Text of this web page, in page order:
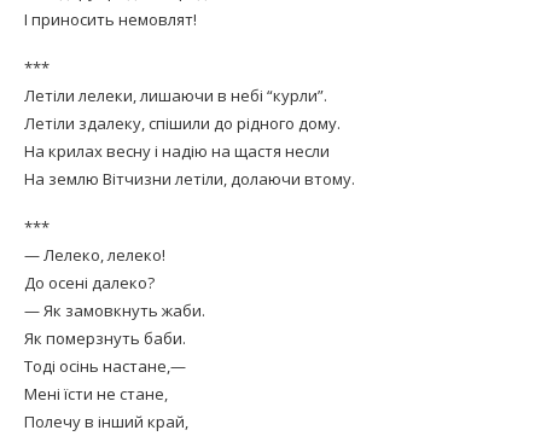
І приносить немовлят!
***
Летіли лелеки, лишаючи в небі “курли”.
Летіли здалеку, спішили до рідного дому.
На крилах весну і надію на щастя несли
На землю Вітчизни летіли, долаючи втому.
***
— Лелеко, лелеко!
До осені далеко?
— Як замовкнуть жаби.
Як померзнуть баби.
Тоді осінь настане,—
Мені їсти не стане,
Полечу в інший край,